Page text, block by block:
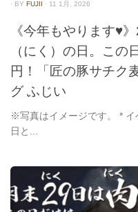
· BY FUJII · 11 1月, 2026
《今年もやります♥
（にく）の日。この
円！「匠の豚サチク
グ ふじい
※写真はイメージです。 *
日と...